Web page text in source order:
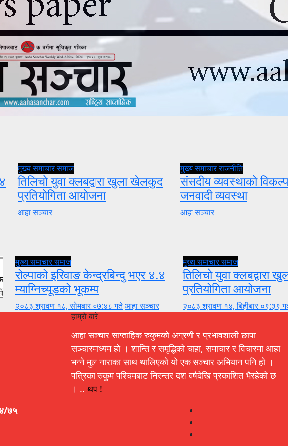
मुख्य समाचारसमाज
तिलिचो युवा क्लबद्वारा खुला खेलकुद
प्रतियोगिता आयोजना
आहा सञ्चार
मुख्य समाचारराजनीति
संसदीय व्यवस्थाको
जनवादी व्यवस्था
आहा सञ्चार
मुख्य समाचारसमाज
रोल्पाको इरिवाङ केन्द्रबिन्दु भएर ४.४
म्याग्निच्यूडको भूकम्प
२०८३ श्रावण १८, सोमबार ०७:४८ गतेआहा सञ्चार
मुख्य समाचारसमाज
तिलिचो युवा क्लबद्वारा
प्रतियोगिता आयोजना
२०८३ श्रावण १४, बिहीबार ०९:३९
७५
हाम्रो बारे
आहा सञ्चार साप्ताहिक रुकुमको अग्रणी र प्रभावशाली छापा
सञ्चारमाध्यम हो । शान्ति र समृद्धिको चाहा, समाचार र विचारमा आहा
भन्ने मुल नाराका साथ थालिएको यो एक सञ्चार अभियान पनि हो ।
पत्रिका रुकुम पश्चिमबाट निरन्तर दश वर्षदेखि प्रकाशित भैरहेको छ
। .. थप !